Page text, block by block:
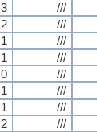
///
///
///
///
///
///
///
///